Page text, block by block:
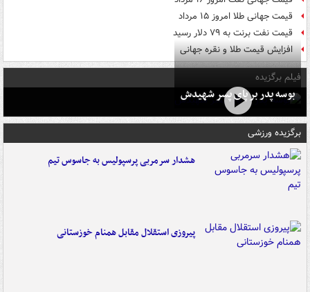
قیمت جهانی طلا امروز ۱۵ مرداد
قیمت نفت برنت به ۷۹ دلار رسید
افزایش قیمت طلا و نقره جهانی
فیلم برگزیده
بوسه‌ پدر بر پای پسر شهیدش
برگزیده ورزشی
هشدار سرمربی پرسپولیس به جاسوس تیم
پیروزی استقلال مقابل همنام خوزستانی